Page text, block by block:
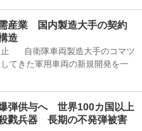
産業 国内製造大手の契約
造
止 自衛隊車両製造大手のコマツ
てきた軍用車両の新規開発を一
弾供与へ 世界100カ国以上
戮兵器 長期の不発弾被害